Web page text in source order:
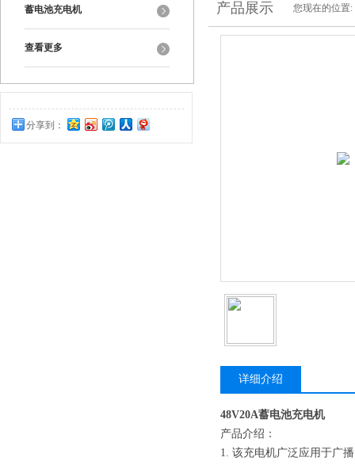
蓄电池充电机
查看更多
分享到：
产品展示 您现在的位置:
详细介绍
48V20A蓄电池充电机
产品介绍：
1. 该充电机广泛应用于广